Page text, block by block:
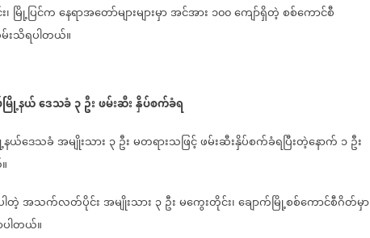
မြို့ပြင်ကနေရာအတော်များများမှာအင်အား ၁၀၀ကျော်ရှိတဲ့စစ်ကောင်စီ
းသိရပါတယ်။
ြို့နယ်ဒေသခံ၃ဦးဖမ်းဆီးနှိပ်စက်ခံရ
နယ်ဒေသခံအမျိုးသား ၃ဦးမတရားသဖြင့်ဖမ်းဆီးနှိပ်စက်ခံရပြီးတဲ့နောက် ၁ဦး
တဲ့အသက်လတ်ပိုင်းအမျိုးသား ၃ဦးမ‌ကွေးတိုင်း၊ချောက်မြို့စစ်ကောင်စီဂိတ်မှာ
ပါတယ်။